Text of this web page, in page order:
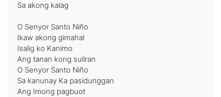
Sa akong kalag
O Senyor Santo Niño
Ikaw akong gimahal
Isalig ko Kanimo
Ang tanan kong suliran
O Senyor Santo Niño
Sa kanunay Ka pasidunggan
Ang Imong pagbuot